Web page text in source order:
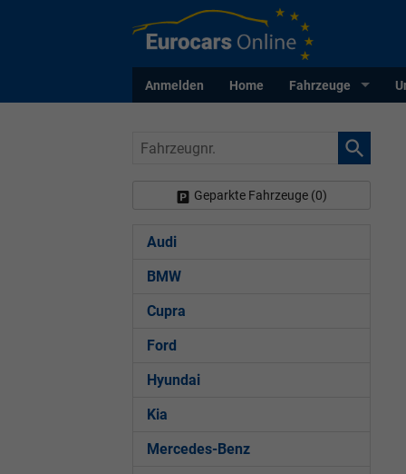
Anmelden Home Fahrzeuge
Fahrzeugnr.
Geparkte Fahrzeuge (0)
Audi
BMW
Cupra
Ford
Hyundai
Kia
Mercedes-Benz